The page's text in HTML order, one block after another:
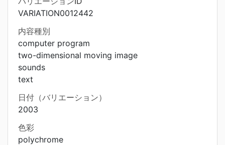
VARIATION0012442
内容種別
computer program
two-dimensional moving image
sounds
text
日付（バリエーション）
2003
色彩
polychrome